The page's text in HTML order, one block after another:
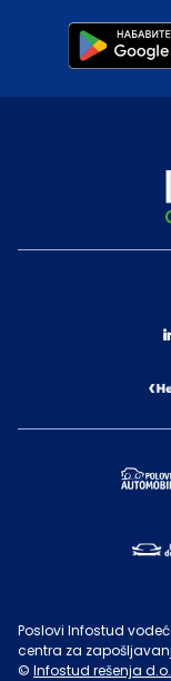
Poslovi Infostud
centra za
© Infostud rešenja